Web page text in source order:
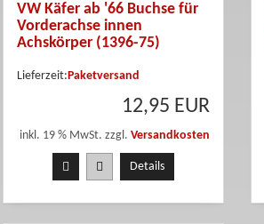
VW Käfer ab '66 Buchse für
Vorderachse innen
Achskörper (1396-75)
Lieferzeit: Paketversand
12,95 EUR
inkl. 19 % MwSt. zzgl. Versandkosten
Details